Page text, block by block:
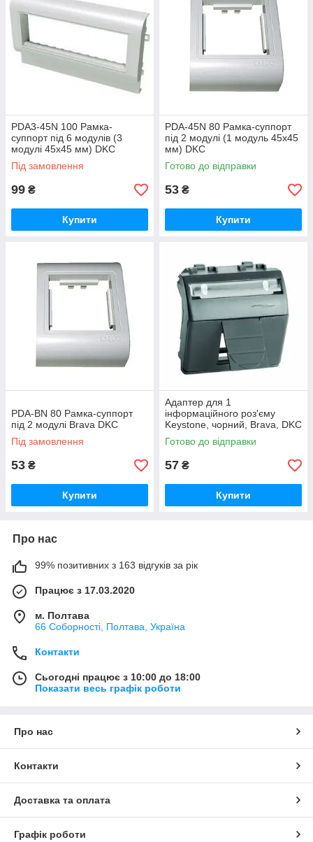
PDA3-45N 100 Рамка-
суппорт під 6 модулів (3
модулі 45х45 мм) DKC
Під замовлення
99 ₴
Купити
PDA-45N 80 Рамка-суппорт
під 2 модулі (1 модуль 45x45
мм) DKC
Готово до відправки
53 ₴
Купити
PDA-BN 80 Рамка-суппорт
під 2 модулі Brava DKC
Під замовлення
53 ₴
Купити
Адаптер для 1
інформаційного роз'єму
Keystone, чорний, Brava, DKC
Готово до відправки
57 ₴
Купити
Про нас
99% позитивних з 163 відгуків за рік
Працює з 17.03.2020
м. Полтава
66 Соборності, Полтава, Україна
Контакти
Сьогодні працює з 10:00 до 18:00
Показати весь графік роботи
Про нас
Контакти
Доставка та оплата
Графік роботи